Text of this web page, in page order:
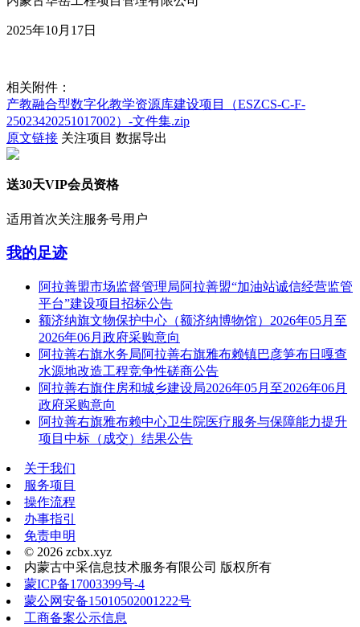
2025年10月17日
相关附件：
产教融合型数字化教学资源库建设项目（ESZCS-C-F-
25023420251017002）-文件集.zip
原文链接 关注项目 数据导出
送30天VIP会员资格
适用首次关注服务号用户
我的足迹
阿拉善盟市场监督管理局阿拉善盟“加油站诚信经营监管
平台”建设项目招标公告
额济纳旗文物保护中心（额济纳博物馆）2026年05月至
2026年06月政府采购意向
阿拉善右旗水务局阿拉善右旗雅布赖镇巴彦笋布日嘎查
水源地改造工程竞争性磋商公告
阿拉善右旗住房和城乡建设局2026年05月至2026年06月
政府采购意向
阿拉善右旗雅布赖中心卫生院医疗服务与保障能力提升
项目中标（成交）结果公告
关于我们
服务项目
操作流程
办事指引
免责申明
© 2026 zcbx.xyz
内蒙古中采信息技术服务有限公司 版权所有
蒙ICP备17003399号-4
蒙公网安备15010502001222号
工商备案公示信息